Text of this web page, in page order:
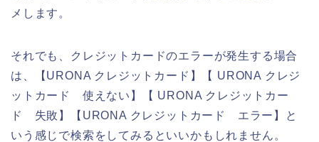
メします。
それでも、クレジットカードのエラーが発生する場合
は、【URONA クレジットカード】【 URONA クレジ
ットカード 使えない】【 URONA クレジットカー
ド 失敗】【URONA クレジットカード エラー】と
いう感じで検索をしてみるといいかもしれません。